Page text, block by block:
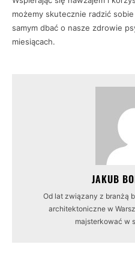
możemy skutecznie radzić
samym dbać o nasze zdrowie
miesiącach.
JAKUB
Od lat związany z branżą
architektoniczne w
majsterkować w